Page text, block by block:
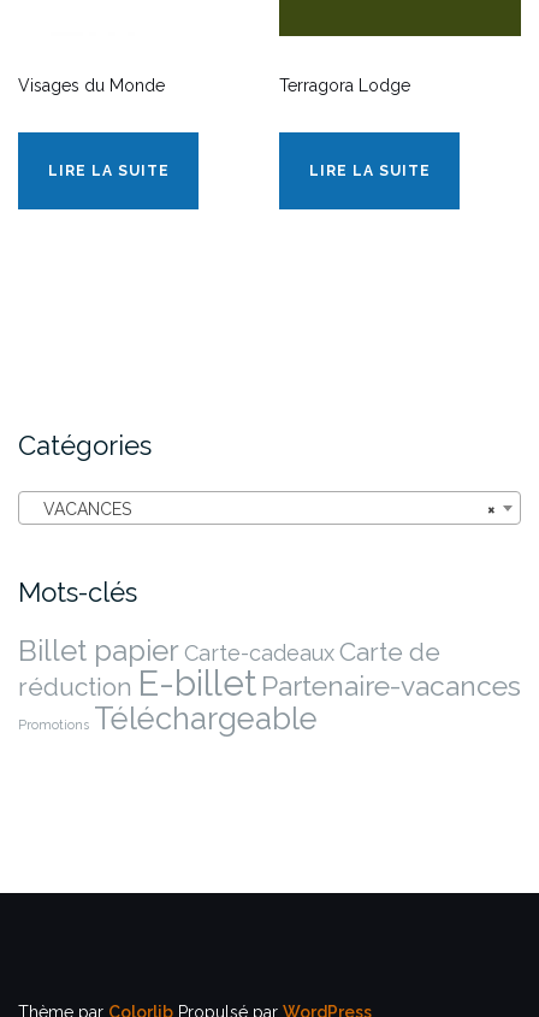
Visages du Monde
LIRE LA SUITE
Terragora Lodge
LIRE LA SUITE
Catégories
×
VACANCES
Mots-clés
Billet papier Carte-cadeauxCarte de
réduction E-billet Partenaire-vacances
Promotions Téléchargeable
Thème par Colorlib Propulsé par WordPress